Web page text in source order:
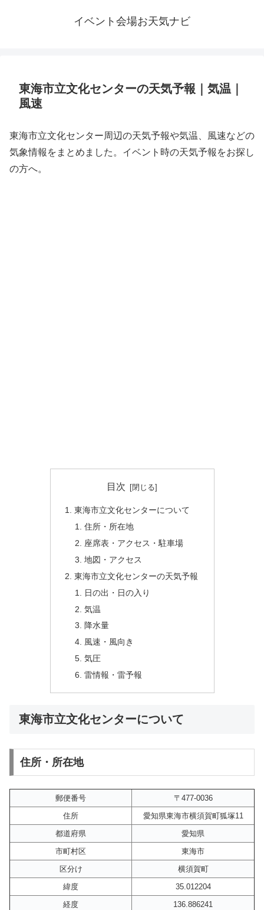
イベント会場お天気ナビ
東海市立文化センターの天気予報｜気温｜
風速
東海市立文化センター周辺の天気予報や気温、風速などの
気象情報をまとめました。イベント時の天気予報をお探し
の方へ。
目次
東海市立文化センターについて
住所・所在地
座席表・アクセス・駐車場
地図・アクセス
東海市立文化センターの天気予報
日の出・日の入り
気温
降水量
風速・風向き
気圧
雷情報・雷予報
東海市立文化センターについて
住所・所在地
郵便番号
〒477-0036
住所
愛知県東海市横須賀町狐塚11
都道府県
愛知県
市町村区
東海市
区分け
横須賀町
緯度
35.012204
経度
136.886241